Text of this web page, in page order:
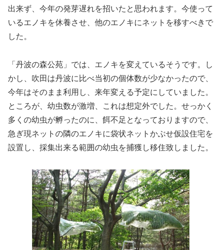
出来ず、今年の発芽遅れを招いたと思われます。今使って
いるエノキを休養させ、他のエノキにネットを移すべきで
した。
「丹波の森公苑」では、エノキを変えているそうです。し
かし、吹田は丹波に比べ当初の個体数が少なかったので、
今年はそのまま利用し、来年変える予定にしていました。
ところが、幼虫数が激増、これは想定外でした。せっかく
多くの幼虫が孵ったのに、餌不足となっておりますので、
急ぎ現ネットの隣のエノキに袋状ネットかぶせ仮設住宅を
設置し、採集出来る範囲の幼虫を捕獲し移住致しました。